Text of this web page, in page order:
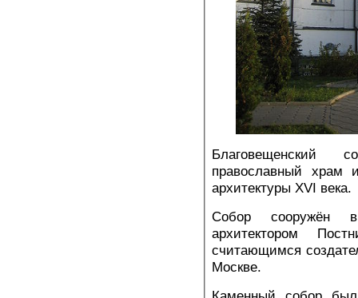
Благовещенский
православный храм
архитектуры XVI века.
Собор сооружён
архитектором
считающимся
Москве.